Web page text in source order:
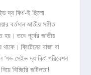
দ্য কিং’-ই ছিলো
বর্তমান জাতীয় সঙ্গীত
তবে পূর্বের জাতীয়
থাকে। ব্রিটেনের রাজা বা
‘গড সেইভ দ্য কিং’ পরিবেশন
বিচ্ছিরি জটিলতা!